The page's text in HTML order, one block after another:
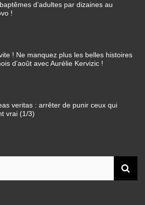
d’adultes par dizaines au
!
! Ne manquez plus les belles histoires
d’août avec Aurélie Kervizic !
veritas : arrêter de punir ceux qui
vrai (1/3)